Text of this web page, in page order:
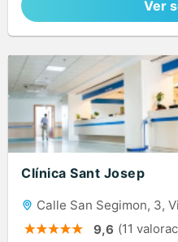
Ver
Clínica Sant Josep
Calle San Segimon, 3,
9,6 (11